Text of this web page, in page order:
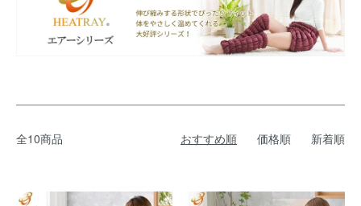
全10商品 おすすめ順 価格順 新着順